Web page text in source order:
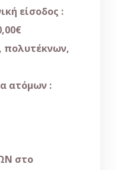
είσοδος :
πολυτέκνων,
ατόμων :
στο